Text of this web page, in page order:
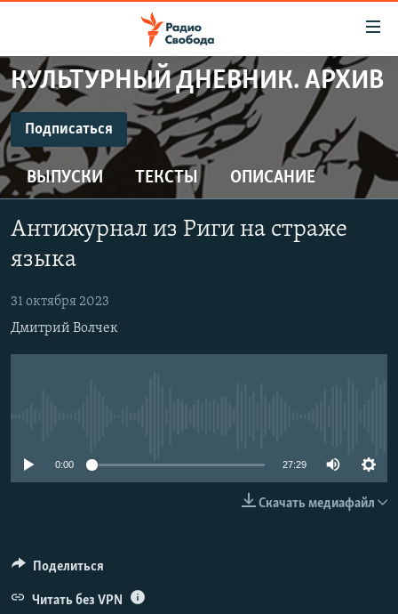
упрощенного
доступа
Вернуться
к
основному
содержанию
Вернутся
главной
Вернутся
поиску
ПРОГРАММЫ
ПОДКАСТЫ
АВТОРСКИЕ ПРОЕКТЫ
ЦИТАТЫ СВОБОДЫ
МНЕНИЯ
КУЛЬТУРА
КАВКАЗ.РЕАЛИИ
СЕВЕР.РЕАЛИИ
КУЛЬТУРНЫЙ ДНЕВНИК. АРХИВ
Подписаться
ПОДПИСАТЬСЯ
ВЫПУСКИ ТЕКСТЫ ОПИСАНИЕ
Антижурнал из Риги на страже
языка
31 октября 2023
Дмитрий Волчек
0:00 27:29
Скачать медиафайл
Поделиться
Читать без VPN